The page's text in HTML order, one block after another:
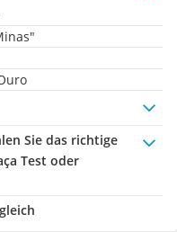
Sie das richtige
Test oder